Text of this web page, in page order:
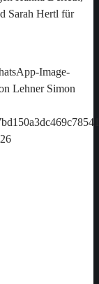
Sarah Hertl für
Image-
Lehner Simon